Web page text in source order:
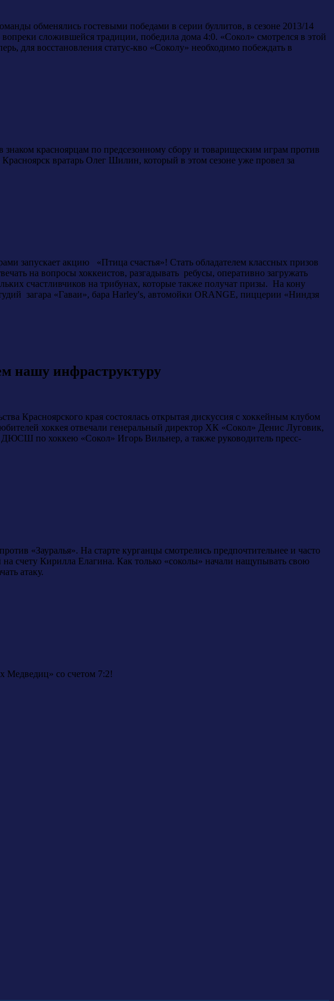
обменялись гостевыми победами в серии буллитов, в сезоне 2013/14
сложившейся традиции, победила дома 4:0. «Сокол» смотрелся в этой
для восстановления статус-кво «Соколу» необходимо побеждать в
красноярцам по предсезонному сбору и товарищеским играм против
вратарь Олег Шилин, который в этом сезоне уже провел за
запускает акцию «Птица счастья»! Стать обладателем классных призов
на вопросы хоккеистов, разгадывать ребусы, оперативно загружать
счастливчиков на трибунах, которые также получат призы. На кону
загара «Гаваи», бара Harley's, автомойки ORANGE, пиццерии «Ниндзя
нашу инфраструктуру
Красноярского края состоялась открытая дискуссия с хоккейным клубом
хоккея отвечали генеральный директор ХК «Сокол» Денис Луговик,
по хоккею «Сокол» Игорь Вильнер, а также руководитель пресс-
«Зауралья». На старте курганцы смотрелись предпочтительнее и часто
счету Кирилла Елагина. Как только «соколы» начали нащупывать свою
атаку.
Медведиц» со счетом 7:2!